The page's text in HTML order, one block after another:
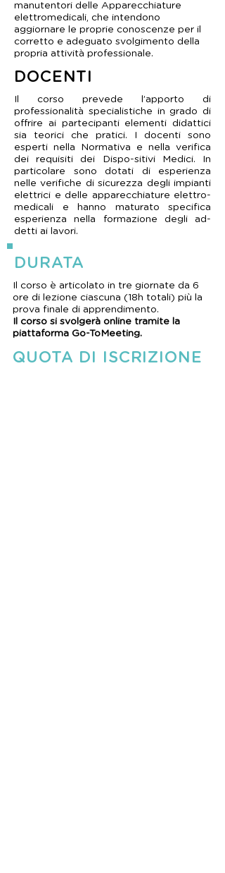
manutentori delle Apparecchiature
elettromedicali, che intendono
aggiornare le proprie conoscenze per il
corretto e adeguato svolgimento della
propria attività professionale.
DOCENTI
Il corso prevede l’apporto di
professionalità specialistiche in grado di
offrire ai partecipanti elementi didattici
sia teorici che pratici. I docenti sono
esperti nella Normativa e nella verifica
dei requisiti dei Dispo-sitivi Medici. In
particolare sono dotati di esperienza
nelle verifiche di sicurezza degli impianti
elettrici e delle apparecchiature elettro-
medicali e hanno maturato specifica
esperienza nella formazione degli ad-
detti ai lavori.
DURATA
Il corso è articolato in tre giornate da 6
ore di lezione ciascuna (18h totali) più la
prova finale di apprendimento.
Il corso si svolgerà online tramite la
piattaforma Go-ToMeeting.
QUOTA DI ISCRIZIONE